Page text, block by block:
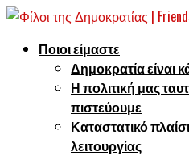
Ποιοι είμαστε
Δημοκρατία είναι
Η πολιτική μας
πιστεύουμε
Καταστατικό
λειτουργίας